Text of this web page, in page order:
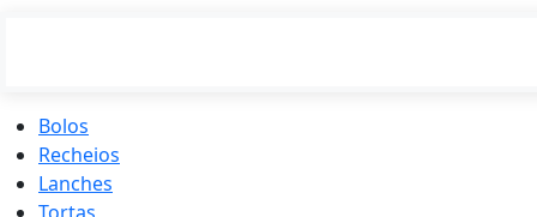
Bolos
Recheios
Lanches